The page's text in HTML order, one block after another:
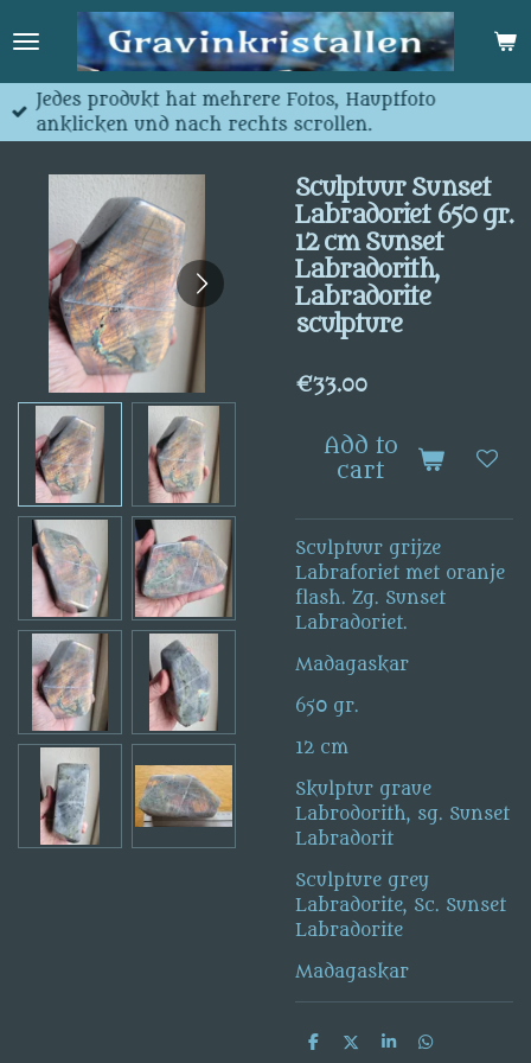
to
content
Jedes produkt hat mehrere Fotos, Hauptfoto
anklicken und nach rechts scrollen.
Sculptuur Sunset
Labradoriet 650 gr.
12 cm Sunset
Labradorith,
Labradorite
sculpture
€33.00
Add to
cart
Sculptuur grijze
Labraforiet met oranje
flash. Zg. Sunset
Labradoriet.
Madagaskar
650 gr.
12 cm
Skulptur graue
Labrodorith, sg. Sunset
Labradorit
Sculpture grey
Labradorite, Sc. Sunset
Labradorite
Madagaskar
S
S
S
S